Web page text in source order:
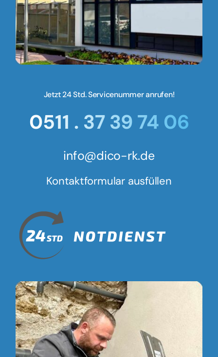
Jetzt 24 Std. Servicenummer anrufen!
0511 . 37 39 74 06
info@dico-rk.de
Kontaktformular ausfüllen